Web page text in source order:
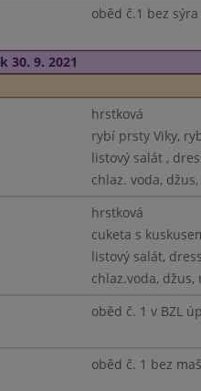
oběd č.1 bez
30. 9. 2021
hrstková
rybí prsty Viky,
listový salát ,
chlaz. voda,
hrstková
cuketa s
listový salát,
chlaz.voda, džus,
oběd č. 1 v BZL
oběd č. 1 bez